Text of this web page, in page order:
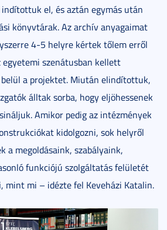
el, és aztán egymás után
könyvtárak. Az archív anyagaimat
4-5 helyre kértek tőlem erről
egyetemi szenátusban kellett
a projektet. Miután elindítottuk,
álltak sorba, hogy eljöhessenek
Amikor pedig az intézmények
kidolgozni, sok helyről
a megoldásaink, szabályaink,
funkciójú szolgáltatás felületét
mint mi – idézte fel Keveházi Katalin.